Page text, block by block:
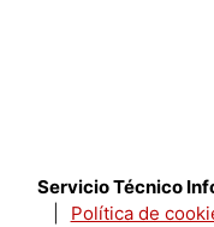
Servicio Técnico
Política de